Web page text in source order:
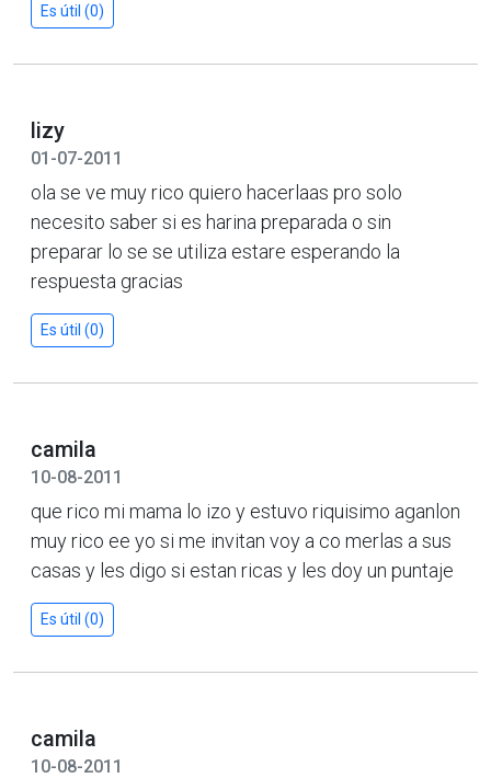
Es útil (0)
lizy
01-07-2011
ola se ve muy rico quiero hacerlaas pro solo
necesito saber si es harina preparada o sin
preparar lo se se utiliza estare esperando la
respuesta gracias
Es útil (0)
camila
10-08-2011
que rico mi mama lo izo y estuvo riquisimo aganlon
muy rico ee yo si me invitan voy a co merlas a sus
casas y les digo si estan ricas y les doy un puntaje
Es útil (0)
camila
10-08-2011